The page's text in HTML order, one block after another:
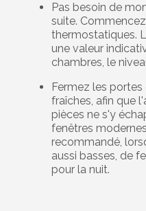
Pas besoin de
suite.
thermostatiques.
une valeur
chambres, le
Fermez les
fraîches, afin que
pièces ne s'y
fenêtres
recommandé,
aussi basses, de
pour la nuit.